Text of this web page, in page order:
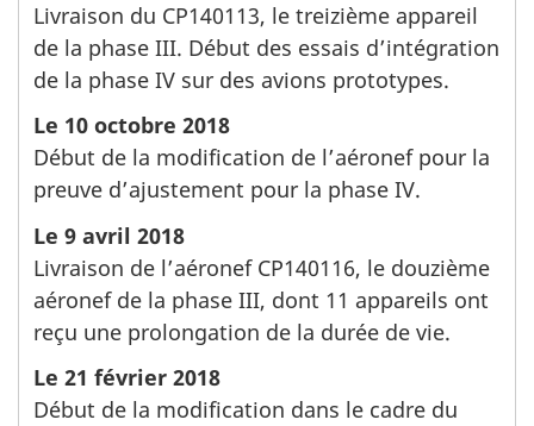
Livraison du CP140113, le treizième appareil
de la phase III. Début des essais d’intégration
de la phase IV sur des avions prototypes.
Le 10 octobre 2018
Début de la modification de l’aéronef pour la
preuve d’ajustement pour la phase IV.
Le 9 avril 2018
Livraison de l’aéronef CP140116, le douzième
aéronef de la phase III, dont 11 appareils ont
reçu une prolongation de la durée de vie.
Le 21 février 2018
Début de la modification dans le cadre du